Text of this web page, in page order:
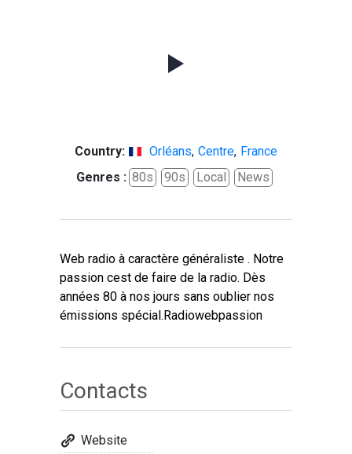
Country: Orléans, Centre, France
Genres : 80s 90s Local News
Web radio à caractère généraliste . Notre
passion cest de faire de la radio. Dès
années 80 à nos jours sans oublier nos
émissions spécial.Radiowebpassion
Contacts
Website